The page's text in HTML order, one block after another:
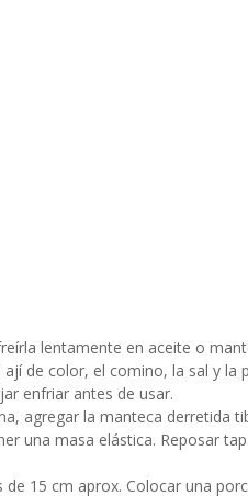
lentamente en aceite o
de color, el comino, la sal y la
enfriar antes de usar.
agregar la manteca derretida
una masa elástica. Reposar
15 cm aprox. Colocar una